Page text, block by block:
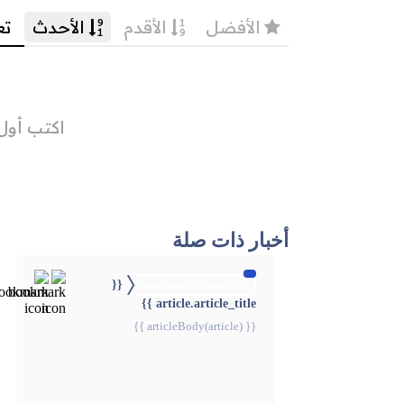
أخبار ذات صلة
{{
article.article_title }}
{{ articleBody(article) }}